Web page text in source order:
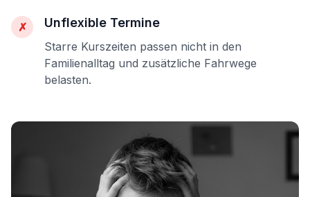
✗ Unflexible Termine
Starre Kurszeiten passen nicht in den
Familienalltag und zusätzliche Fahrwege
belasten.